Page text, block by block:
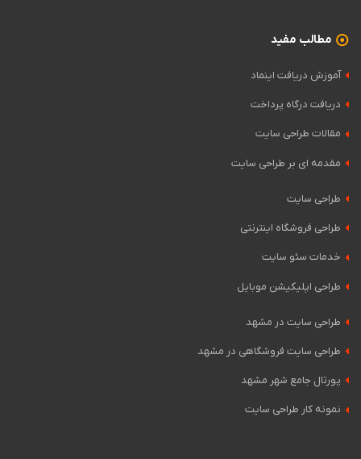
مطالب مفید
آموزش دریافت اینماد
دریافت درگاه پرداخت
مقالات طراحی سایت
مقدمه ای بر طراحی سایت
طراحی سایت
طراحی فروشگاه اینترنتی
خدمات سئو سایت
طراحی اپلیکیشن موبایل
طراحی سایت در مشهد
طراحی سایت فروشگاهی در مشهد
پورتال جامع شهر مشهد
نمونه کار طراحی سایت